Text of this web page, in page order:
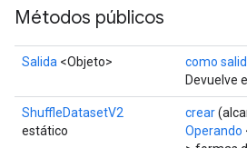
Métodos públicos
Salida <Objeto> como
Devuelve
ShuffleDatasetV2
estático
crear
Operando